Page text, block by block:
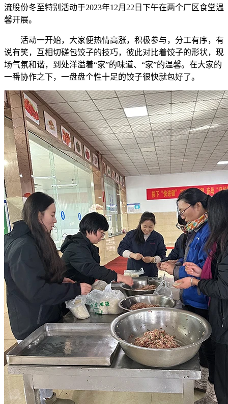
流股份冬至特别活动于2023年12月22日下午在两个厂区食堂温
馨开展。
活动一开始，大家便热情高涨，积极参与，分工有序，有
说有笑，互相切磋包饺子的技巧，彼此对比着饺子的形状，现
场气氛和谐，到处洋溢着“家”的味道、“家”的温馨。在大家的
一番协作之下，一盘盘个性十足的饺子很快就包好了。